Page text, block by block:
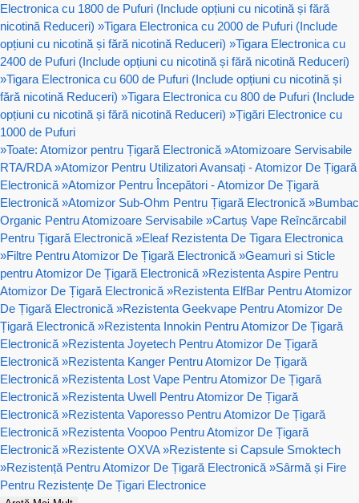
Electronica cu 1800 de Pufuri (Include opțiuni cu nicotină și fără
nicotină Reduceri) »Tigara Electronica cu 2000 de Pufuri (Include
opțiuni cu nicotină și fără nicotină Reduceri) »Tigara Electronica cu
2400 de Pufuri (Include opțiuni cu nicotină și fără nicotină Reduceri)
»Tigara Electronica cu 600 de Pufuri (Include opțiuni cu nicotină și
fără nicotină Reduceri) »Tigara Electronica cu 800 de Pufuri (Include
opțiuni cu nicotină și fără nicotină Reduceri) »Țigări Electronice cu
1000 de Pufuri
»Toate: Atomizor pentru Țigară Electronică »Atomizoare Servisabile
RTA/RDA »Atomizor Pentru Utilizatori Avansați - Atomizor De Țigară
Electronică »Atomizor Pentru Începători - Atomizor De Țigară
Electronică »Atomizor Sub-Ohm Pentru Țigară Electronică »Bumbac
Organic Pentru Atomizoare Servisabile »Cartuș Vape Reîncărcabil
Pentru Țigară Electronică »Eleaf Rezistenta De Tigara Electronica
»Filtre Pentru Atomizor De Țigară Electronică »Geamuri si Sticle
pentru Atomizor De Țigară Electronică »Rezistenta Aspire Pentru
Atomizor De Țigară Electronică »Rezistenta ElfBar Pentru Atomizor
De Țigară Electronică »Rezistenta Geekvape Pentru Atomizor De
Țigară Electronică »Rezistenta Innokin Pentru Atomizor De Țigară
Electronică »Rezistenta Joyetech Pentru Atomizor De Țigară
Electronică »Rezistenta Kanger Pentru Atomizor De Țigară
Electronică »Rezistenta Lost Vape Pentru Atomizor De Țigară
Electronică »Rezistenta Uwell Pentru Atomizor De Țigară
Electronică »Rezistenta Vaporesso Pentru Atomizor De Țigară
Electronică »Rezistenta Voopoo Pentru Atomizor De Țigară
Electronică »Rezistente OXVA »Rezistente si Capsule Smoktech
»Rezistență Pentru Atomizor De Țigară Electronică »Sârmă și Fire
Pentru Rezistențe De Țigari Electronice